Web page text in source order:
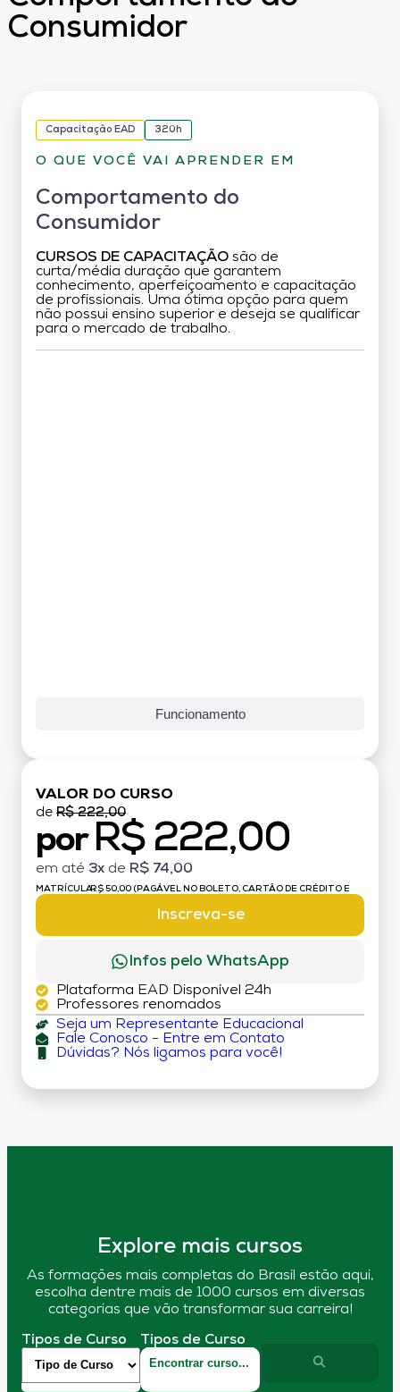
Consumidor
Capacitação EAD 320h
O QUE VOCÊ VAI APRENDER EM
Comportamento do
Consumidor
CURSOS DE CAPACITAÇÃO são de
curta/média duração que garantem
conhecimento, aperfeiçoamento e capacitação
de profissionais. Uma ótima opção para quem
não possui ensino superior e deseja se qualificar
para o mercado de trabalho.
Funcionamento
VALOR DO CURSO
de R$ 222,00
por R$ 222,00
em até 3x de R$ 74,00
MATRÍCULA:R$ 50,00 (PAGÁVEL NO BOLETO, CARTÃO DE CRÉDITO E
Inscreva-se
Infos pelo WhatsApp
Plataforma EAD Disponível 24h
Professores renomados
Seja um Representante Educacional
Fale Conosco - Entre em Contato
Dúvidas? Nós ligamos para você!
Explore mais cursos
As formações mais completas do Brasil estão aqui,
escolha dentre mais de 1000 cursos em diversas
categorias que vão transformar sua carreira!
Tipos de Curso Tipos de Curso